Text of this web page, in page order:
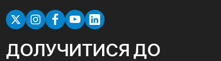
ДОЛУЧИТИСЯ ДО